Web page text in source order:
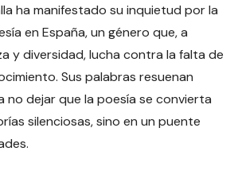
ha manifestado su inquietud por la
en España, un género que, a
y diversidad, lucha contra la falta de
Sus palabras resuenan
no dejar que la poesía se convierta
silenciosas, sino en un puente